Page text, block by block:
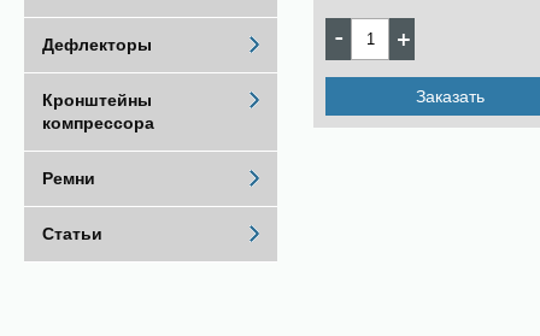
Заказать
Дефлекторы
Кронштейны
компрессора
Ремни
Статьи